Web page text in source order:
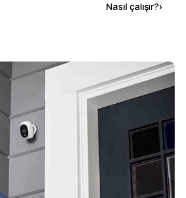
Nasıl çalışır?›